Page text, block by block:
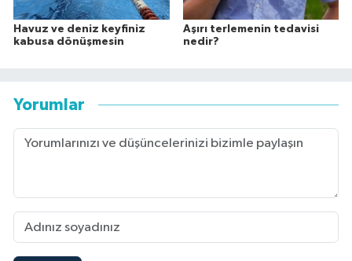
Havuz ve deniz keyfiniz
kabusa dönüşmesin
Aşırı terlemenin tedavisi
nedir?
Yorumlar